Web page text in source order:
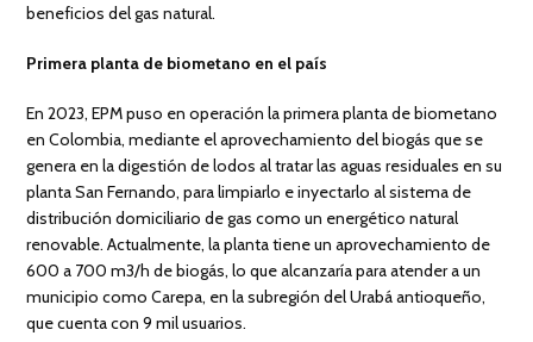
beneficios del gas natural.
Primera planta de biometano en el país
En 2023, EPM puso en operación la primera planta de biometano
en Colombia, mediante el aprovechamiento del biogás que se
genera en la digestión de lodos al tratar las aguas residuales en su
planta San Fernando, para limpiarlo e inyectarlo al sistema de
distribución domiciliario de gas como un energético natural
renovable. Actualmente, la planta tiene un aprovechamiento de
600 a 700 m3/h de biogás, lo que alcanzaría para atender a un
municipio como Carepa, en la subregión del Urabá antioqueño,
que cuenta con 9 mil usuarios.